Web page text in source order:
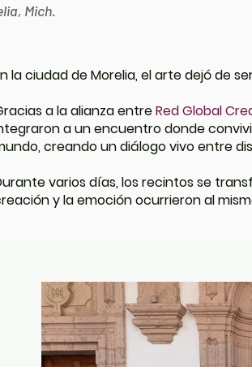
Mich.
la ciudad de Morelia, el arte dejó de
a la alianza entreRed Global
a un encuentro donde
creando un diálogo vivo entre
varios días, los recintos se
y la emoción ocurrieron al